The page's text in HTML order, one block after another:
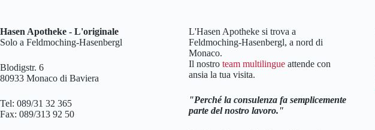
Hasen Apotheke - L'originale
Solo a Feldmoching-Hasenbergl
Blodigstr. 6
80933 Monaco di Baviera
Tel: 089/31 32 365
Fax: 089/313 92 50
L'Hasen Apotheke si trova a
Feldmoching-Hasenbergl, a nord di
Monaco.
Il nostro team multilingueattende con
ansia la tua visita.
Perché la consulenza fa semplicemente
parte del nostro lavoro.